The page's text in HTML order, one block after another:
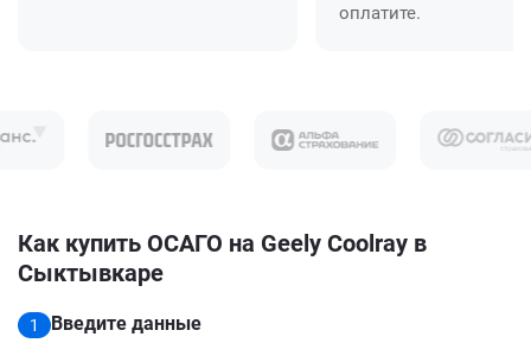
оплатите.
Как купить ОСАГО на Geely Coolray в
Сыктывкаре
1
Введите данные